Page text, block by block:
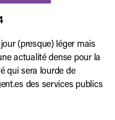
(presque) léger mais
actualité dense pour la
qui sera lourde de
des services publics